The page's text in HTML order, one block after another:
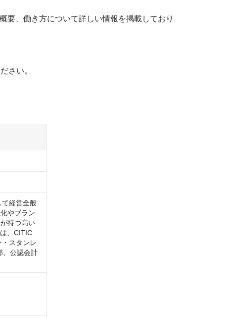
要、働き方について詳しい情報を掲載しており
さい。
て経営全般
やブラン
持つ高い
、CITIC
スタンレ
、公認会計